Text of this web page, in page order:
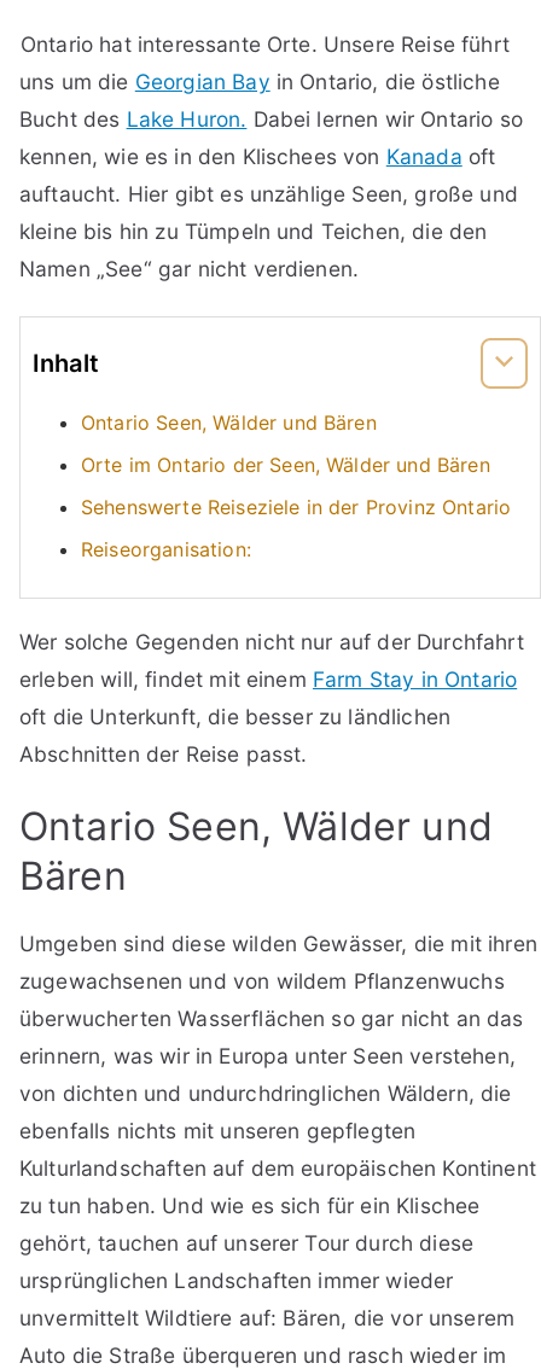
Ontario hat interessante Orte. Unsere Reise führt
uns um die Georgian Bay in Ontario, die östliche
Bucht des Lake Huron. Dabei lernen wir Ontario so
kennen, wie es in den Klischees von Kanada oft
auftaucht. Hier gibt es unzählige Seen, große und
kleine bis hin zu Tümpeln und Teichen, die den
Namen „See“ gar nicht verdienen.
Inhalt
Ontario Seen, Wälder und Bären
Orte im Ontario der Seen, Wälder und Bären
Sehenswerte Reiseziele in der Provinz Ontario
Reiseorganisation:
Wer solche Gegenden nicht nur auf der Durchfahrt
erleben will, findet mit einem Farm Stay in Ontario
oft die Unterkunft, die besser zu ländlichen
Abschnitten der Reise passt.
Ontario Seen, Wälder und
Bären
Umgeben sind diese wilden Gewässer, die mit ihren
zugewachsenen und von wildem Pflanzenwuchs
überwucherten Wasserflächen so gar nicht an das
erinnern, was wir in Europa unter Seen verstehen,
von dichten und undurchdringlichen Wäldern, die
ebenfalls nichts mit unseren gepflegten
Kulturlandschaften auf dem europäischen Kontinent
zu tun haben. Und wie es sich für ein Klischee
gehört, tauchen auf unserer Tour durch diese
ursprünglichen Landschaften immer wieder
unvermittelt Wildtiere auf: Bären, die vor unserem
Auto die Straße überqueren und rasch wieder im